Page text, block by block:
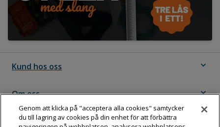
Kund hos oss expand_more
Om oss expand_more
Följ Dahl
Genom att klicka på "acceptera alla cookies" samtycker
du till lagring av cookies på din enhet för att förbättra